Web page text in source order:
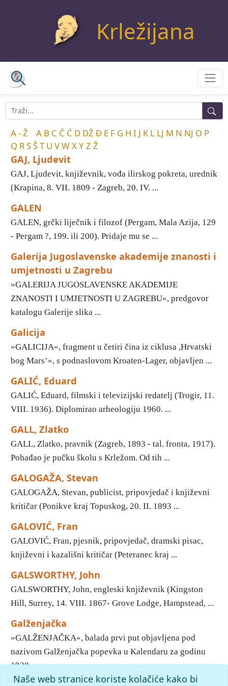
Krležijana
A - Ž A B C Č Ć D DŽ Đ E F G H I J K L LJ M N NJ O P
Q RSŠT U VWXYZ Ž
GAJ, Ljudevit
GAJ, Ljudevit, književnik, vođa ilirskog pokreta, urednik
(Krapina, 8. VII. 1809 - Zagreb, 20. IV. ...
GALEN
GALEN, grčki liječnik i filozof (Pergam, Mala Azija, 129
- Pergam ?, 199. ili 200). Pridaje mu se ...
Galerija Jugoslavenske akademije znanosti i
umjetnosti u Zagrebu
»GALERIJA JUGOSLAVENSKE AKADEMIJE
ZNANOSTI I UMJETNOSTI U ZAGREBU«, predgovor
katalogu Galerije slika ...
Galicija
»GALICIJA«, fragment u četiri čina iz ciklusa ,Hrvatski
bog Mars’«, s podnaslovom Kroaten-Lager, objavljen ...
GALIĆ, Eduard
GALIĆ, Eduard, filmski i televizijski redatelj (Trogir, 11.
VIII. 1936). Diplomirao arheologiju 1960. ...
GALL, Zlatko
GALL, Zlatko, pravnik (Zagreb, 1893 - tal. fronta, 1917).
Pohađao je pučku školu s Krležom. Od tih ...
GALOGAŽA, Stevan
GALOGAŽA, Stevan, publicist, pripovjedač i književni
kritičar (Ponikve kraj Topuskog, 20. II. 1893 ...
GALOVIĆ, Fran
GALOVIĆ, Fran, pjesnik, pripovjedač, dramski pisac,
književni i kazališni kritičar (Peteranec kraj ...
GALSWORTHY, John
GALSWORTHY, John, engleski književnik (Kingston
Hill, Surrey, 14. VIII. 1867- Grove Lodge, Hampstead, ...
Galženjačka
»GALŽENJAČKA«, balada prvi put objavljena pod
nazivom Galženjačka popevka u Kalendaru za godinu
1938 ...
Naše web stranice koriste kolačiće kako bi